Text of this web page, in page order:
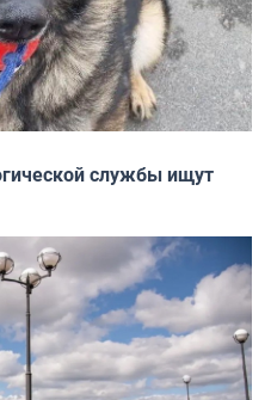
службы ищут